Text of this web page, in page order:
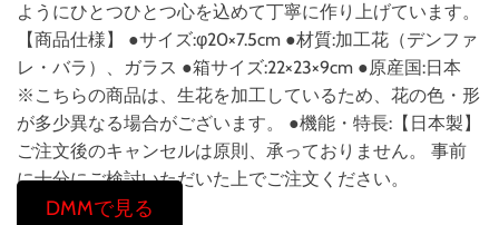
ようにひとつひとつ心を込めて丁寧に作り上げています。
【商品仕様】 ●サイズ:φ20×7.5cm ●材質:加工花（デンファ
レ・バラ）、ガラス ●箱サイズ:22×23×9cm ●原産国:日本
※こちらの商品は、生花を加工しているため、花の色・形
が多少異なる場合がございます。 ●機能・特長:【日本製】
ご注文後のキャンセルは原則、承っておりません。 事前
に十分にご検討いただいた上でご注文ください。
DMMで見る